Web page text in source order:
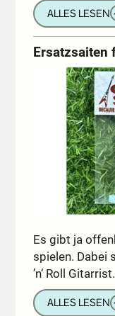
ALLES LESEN
Ersatzsaiten
Es gibt ja
spielen. Dabei
’n‘ Roll
ALLES LESEN